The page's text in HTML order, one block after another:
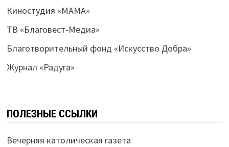
Киностудия «МАМА»
ТВ «Благовест-Медиа»
Благотворительный фонд «Искусство Добра»
Журнал «Радуга»
ПОЛЕЗНЫЕ ССЫЛКИ
Вечерняя католическая газета